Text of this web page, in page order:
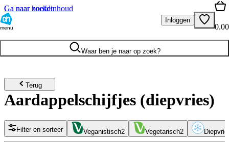
Ga naar hoofdinhoud
Ga naar zoeken
menu
Inloggen
0.00
Waar ben je naar op zoek?
Terug
Aardappelschijfjes (diepvries)
Filter en sorteer Veganistisch2 Vegetarisch2